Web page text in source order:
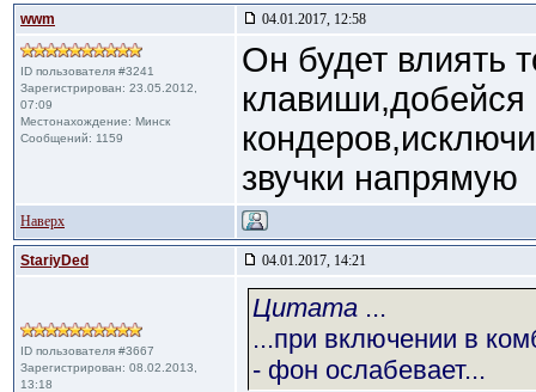
wwm 04.01.2017, 12:58
ID пользователя #3241
Зарегистрирован: 23.05.2012,
07:09
Местонахождение: Mинск
Сообщений: 1159
Он будет влиять
клавиши,добейся
звучки напрямую
Наверх
StariyDed 04.01.2017, 14:21
ID пользователя #3667
Зарегистрирован: 08.02.2013,
13:18
Цитата ...
...при включении в
- фон ослабевает...